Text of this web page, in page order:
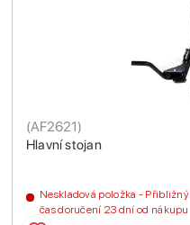
Hlavní stojan
(AF2621)
Neskladová položka - Přibližný
čas doručení 23 dní od nákupu